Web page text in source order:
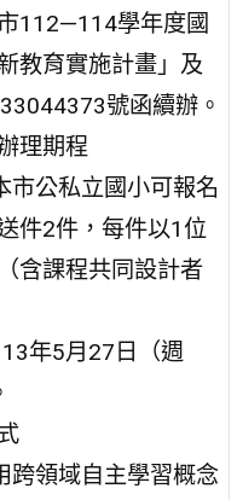
112—114學年度國
教育實施計畫」及
號函續辦。
理期程
市公私立國小可報名
件2件，每件以1位
含課程共同設計者
年5月27日（週
跨領域自主學習概念